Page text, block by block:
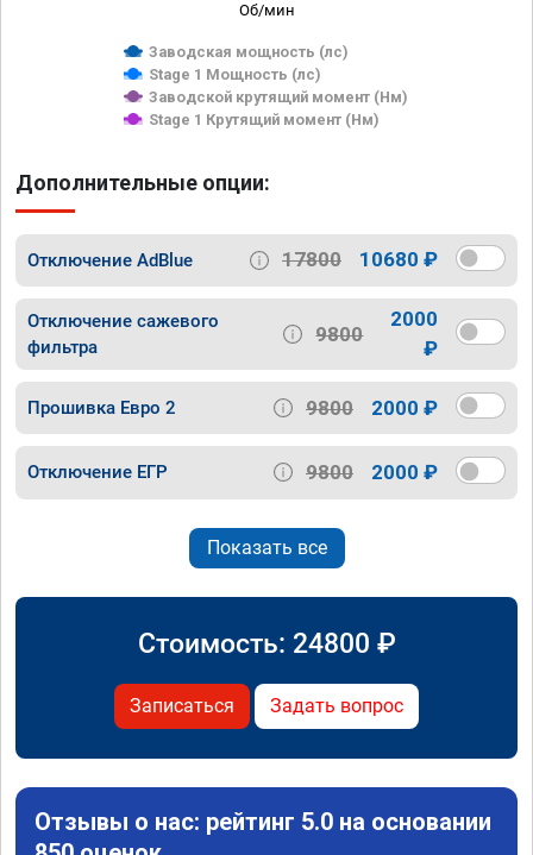
Об/мин
Заводская мощность (лс)
Stage 1 Мощность (лс)
Заводской крутящий момент (Нм)
Stage 1 Крутящий момент (Нм)
Дополнительные опции:
Отключение AdBlue 17800 10680 ₽
Отключение сажевого
фильтра
9800
2000
₽
Прошивка Евро 2 9800 2000 ₽
Отключение ЕГР 9800 2000 ₽
Показать все
Стоимость: 24800 ₽
Записаться Задать вопрос
Отзывы о нас: рейтинг 5.0 на основании